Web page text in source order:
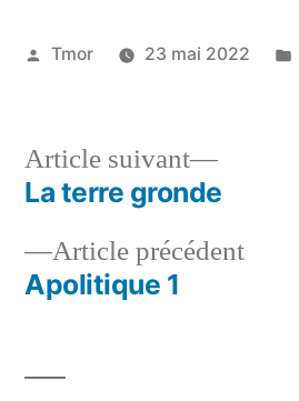
Tmor 23 mai 2022
Article précédent
Apolitique 1
Article suivant
La terre gronde